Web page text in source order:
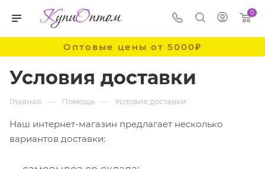
0
Оптовые цены от 5000₽
Условия доставки
Главная — Помощь — Условия доставки
Наш интернет-магазин предлагает несколько
вариантов доставки: